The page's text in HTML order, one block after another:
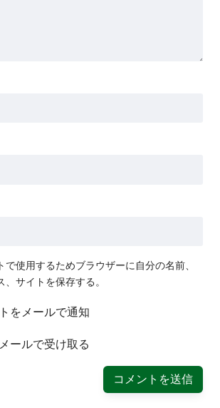
で使用するためブラウザーに自分の名前、
、サイトを保存する。
をメールで通知
ールで受け取る